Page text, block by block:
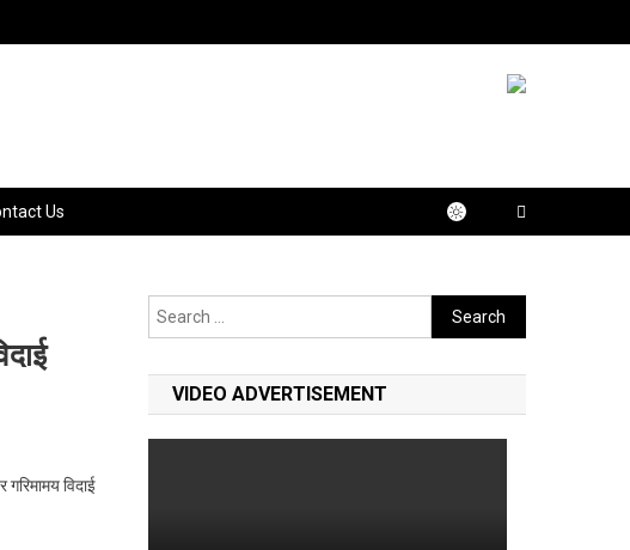
Us
विदाई
Search
for:
VIDEO ADVERTISEMENT